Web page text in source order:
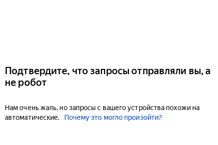
Подтвердите, что запросы отправляли вы, а
не робот
Нам очень жаль, но запросы с вашего устройства похожи на
автоматические.
Почему это могло произойти?